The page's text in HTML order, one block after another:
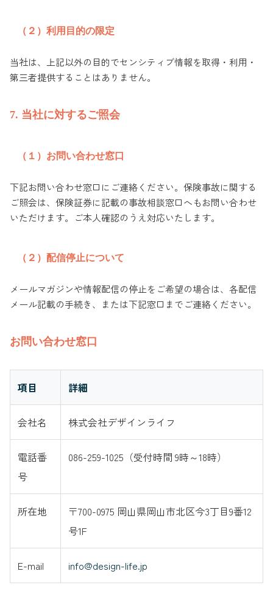
（２）利用目的の限定
当社は、上記以外の目的でセンシティブ情報を取得・利用・
第三者提供することはありません。
7. 当社に対するご照会
（１）お問い合わせ窓口
下記お問い合わせ窓口にご連絡ください。保険事故に関する
ご照会は、保険証券に記載の事故相談窓口へもお問い合わせ
いただけます。ご本人確認のうえ対応いたします。
（２）配信停止について
メールマガジンや情報配信の停止をご希望の場合は、各配信
メール記載の手続き、または下記窓口までご連絡ください。
お問い合わせ窓口
項目 詳細
会社名 株式会社デザインライフ
電話番
号
086-259-1025（受付時間 9時～18時）
所在地
〒700-0975 岡山県岡山市北区今3丁目9番12
号1F
E-mail info@design-life.jp